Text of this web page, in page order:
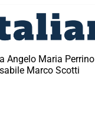
Angelo Maria Perrino
Marco Scotti